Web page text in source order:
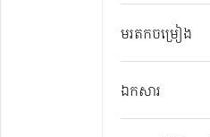
មរតកចម្រៀង
ឯកសារ